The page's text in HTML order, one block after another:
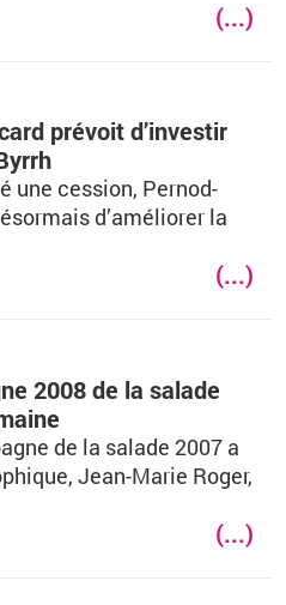
(...)
prévoit d’investir
une cession, Pernod-
d’améliorer la
(...)
2008 de la salade
de la salade 2007 a
Jean-Marie Roger,
(...)